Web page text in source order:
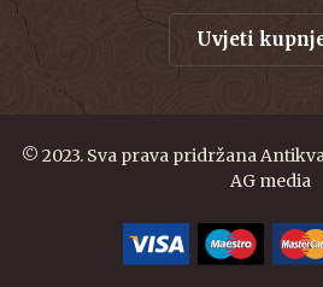
Uvjeti
© 2023. Sva prava pridržana
AG media